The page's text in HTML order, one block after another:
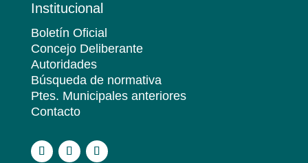
Institucional
Boletín Oficial
Concejo Deliberante
Autoridades
Búsqueda de normativa
Ptes. Municipales anteriores
Contacto